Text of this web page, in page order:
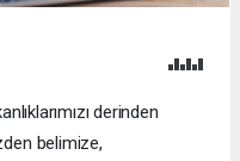
derinden
belimize,